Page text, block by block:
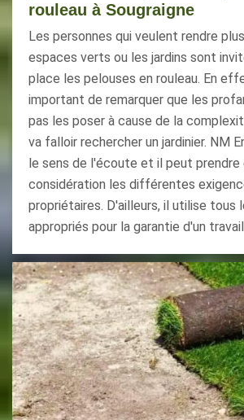
rouleau à Sougraigne
Les personnes qui veulent rendre
espaces verts ou les jardins sont
place les pelouses en rouleau. En
important de remarquer que les
pas les poser à cause de la
va falloir rechercher un jardinier. NM
le sens de l'écoute et il peut prendre
considération les différentes
propriétaires. D'ailleurs, il utilise tous
appropriés pour la garantie d'un